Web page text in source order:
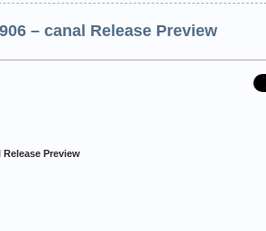
– canal Release Preview
Release Preview